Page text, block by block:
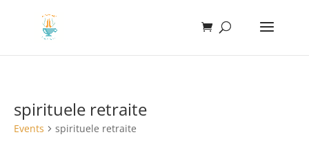
spirituele retraite
Events spirituele retraite